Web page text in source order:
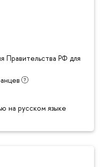
Правительства РФ для
на русском языке